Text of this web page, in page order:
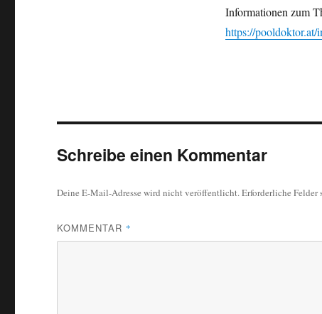
Informationen zum
https://
Schreibe einen Kommentar
Deine E-Mail-Adresse wird nicht veröffentlicht.Erforderliche Felder
KOMMENTAR *